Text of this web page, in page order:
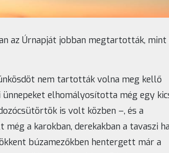
az Úrnapját jobban megtartották, mint
nem tartották volna meg kellő
ünnepeket elhomályosította még egy
is volt közben –, és a
a karokban, derekakban a tavaszi
búzamezőkben hentergett már a